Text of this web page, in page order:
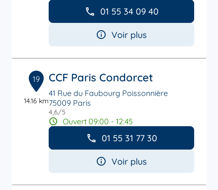
01 55 34 09 40
Voir plus
19
14.16 km
CCF Paris Condorcet
41 Rue du Faubourg Poissonnière
75009 Paris
4,6/5
Ouvert 09:00 - 12:45
01 55 31 77 30
Voir plus